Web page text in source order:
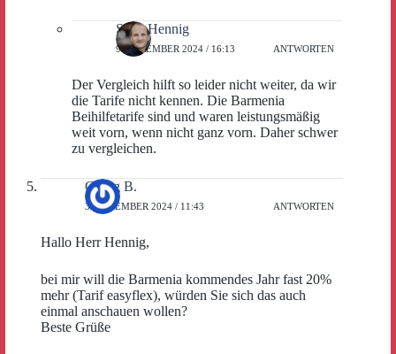
Sven Hennig
9. DEZEMBER 2024 / 16:13 ANTWORTEN
Der Vergleich hilft so leider nicht weiter, da wir
die Tarife nicht kennen. Die Barmenia
Beihilfetarife sind und waren leistungsmäßig
weit vorn, wenn nicht ganz vorn. Daher schwer
zu vergleichen.
Georg B.
3. DEZEMBER 2024 / 11:43 ANTWORTEN
Hallo Herr Hennig,
bei mir will die Barmenia kommendes Jahr fast 20%
mehr (Tarif easyflex), würden Sie sich das auch
einmal anschauen wollen?
Beste Grüße